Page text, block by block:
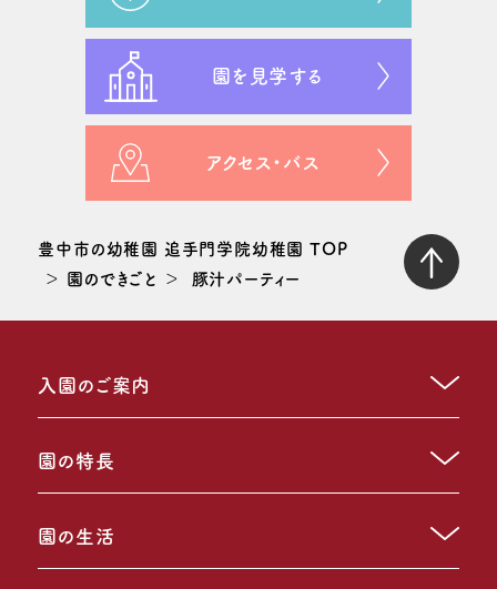
園を見学する
アクセス・バス
豊中市の幼稚園 追手門学院幼稚園 TOP
園のできごと
豚汁パーティー
入園のご案内
園の特長
園の生活